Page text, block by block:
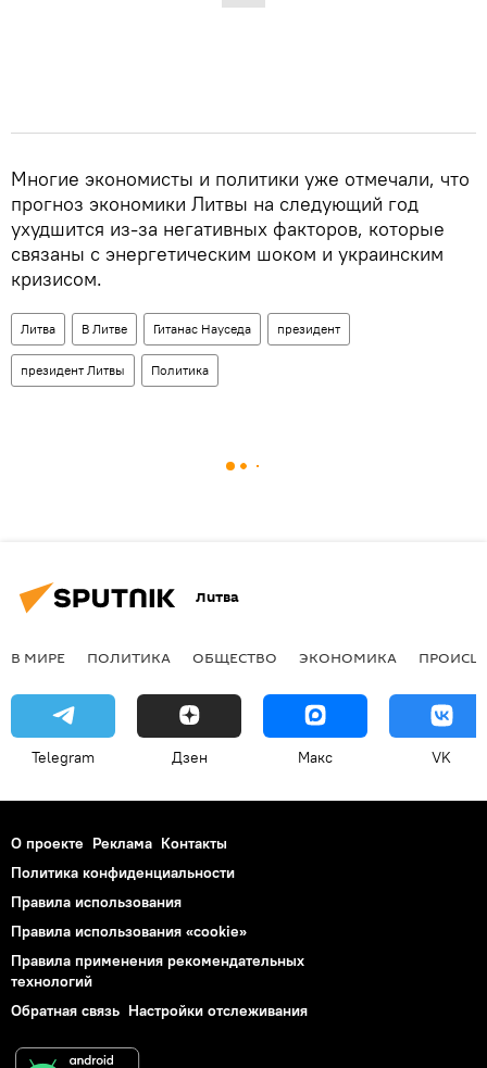
Многие экономисты и политики уже отмечали, что
прогноз экономики Литвы на следующий год
ухудшится из-за негативных факторов, которые
связаны с энергетическим шоком и украинским
кризисом.
Литва В Литве Гитанас Науседа президент
президент Литвы Политика
Литва
В МИРЕ ПОЛИТИКА ОБЩЕСТВО ЭКОНОМИКА
Telegram Дзен Макс VK
О проекте Реклама Контакты
Политика конфиденциальности
Правила использования
Правила использования «cookie»
Правила применения рекомендательных
технологий
Обратная связь Настройки отслеживания